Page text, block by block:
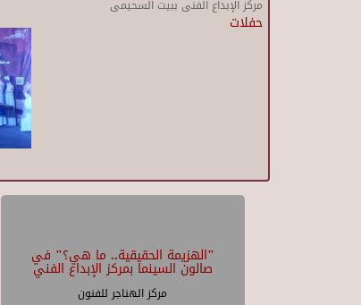
مركز الإبداع الفنى ببيت السحيمى
حفلات
"الهزيمة الحقيقية.. ما هي؟" في
صالون السينما بمركز الإبداع الفني
مركز الهناجر للفنون